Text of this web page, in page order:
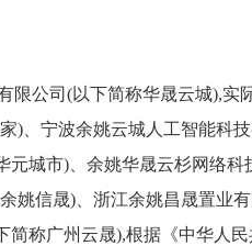
公司(以下简称华晟云城),
、宁波余姚云城人工智能科
城市)、余姚华晟云杉网络
信晟)、浙江余姚昌晟置业
称广州云晟),根据《中华人